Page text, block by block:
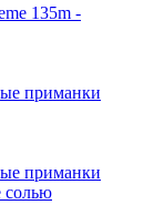
135m -
приманки
приманки
солью